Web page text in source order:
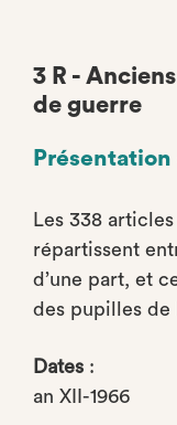
3 R -
de guerre
Les 338
répartissent
d’une part, et
des pupilles de
Dates :
an XII-1966